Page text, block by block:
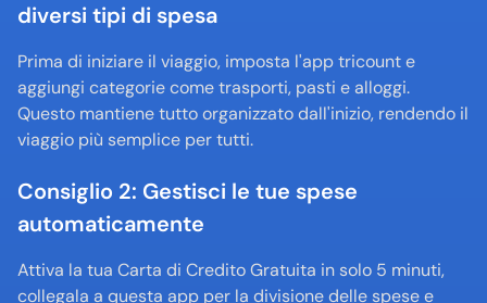
diversi tipi di spesa
Prima di iniziare il viaggio, imposta l'app tricount e
aggiungi categorie come trasporti, pasti e alloggi.
Questo mantiene tutto organizzato dall'inizio, rendendo il
viaggio più semplice per tutti.
Consiglio 2: Gestisci le tue spese
automaticamente
Attiva la tua Carta di Credito Gratuita in solo 5 minuti,
collegala a questa app per la divisione delle spese e